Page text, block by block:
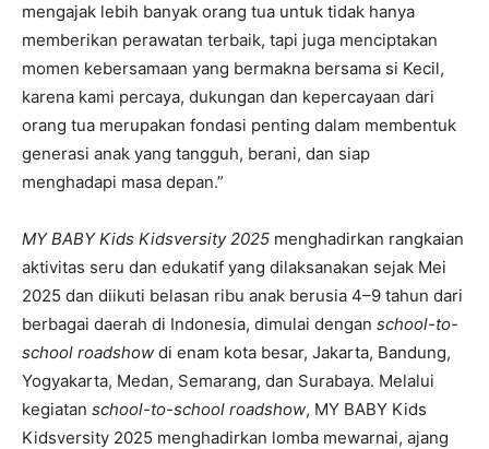
mengajak lebih banyak orang tua untuk tidak hanya
memberikan perawatan terbaik, tapi juga menciptakan
momen kebersamaan yang bermakna bersama si Kecil,
karena kami percaya, dukungan dan kepercayaan dari
orang tua merupakan fondasi penting dalam membentuk
generasi anak yang tangguh, berani, dan siap
menghadapi masa depan.”
MY BABY Kids Kidsversity 2025 menghadirkan rangkaian
aktivitas seru dan edukatif yang dilaksanakan sejak Mei
2025 dan diikuti belasan ribu anak berusia 4–9 tahun dari
berbagai daerah di Indonesia, dimulai dengan school-to-
school roadshow di enam kota besar, Jakarta, Bandung,
Yogyakarta, Medan, Semarang, dan Surabaya. Melalui
kegiatan school-to-school roadshow, MY BABY Kids
Kidsversity 2025 menghadirkan lomba mewarnai, ajang